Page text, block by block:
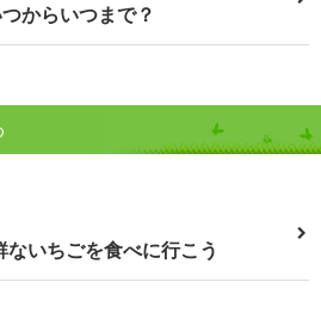
からいつまで？
いちごを食べに行こう